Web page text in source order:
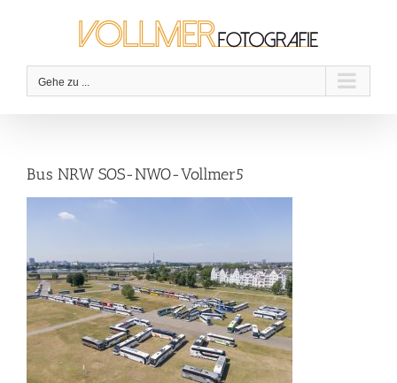
Gehe zu ...
Bus NRW SOS-NWO-Vollmer5